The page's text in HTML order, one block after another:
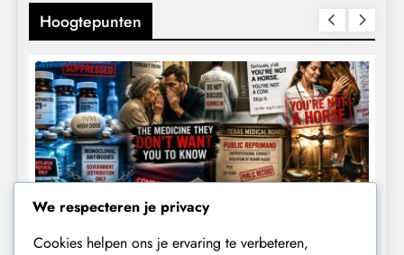
Hoogtepunten
CENSUUR CONTROLE
We respecteren je privacy
Cookies helpen ons je ervaring te verbeteren,